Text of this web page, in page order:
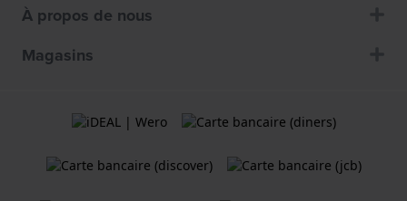
À propos de nous
Magasins